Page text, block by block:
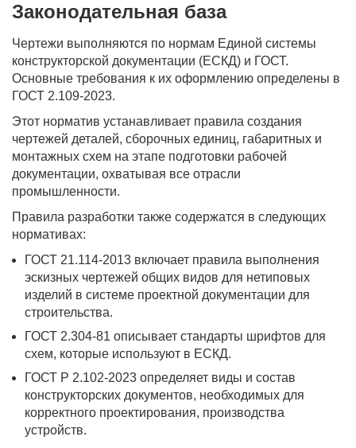
Законодательная база
Чертежи выполняются по нормам Единой системы
конструкторской документации (ЕСКД) и ГОСТ.
Основные требования к их оформлению определены в
ГОСТ 2.109-2023.
Этот норматив устанавливает правила создания
чертежей деталей, сборочных единиц, габаритных и
монтажных схем на этапе подготовки рабочей
документации, охватывая все отрасли
промышленности.
Правила разработки также содержатся в следующих
нормативах:
ГОСТ 21.114-2013 включает правила выполнения
эскизных чертежей общих видов для нетиповых
изделий в системе проектной документации для
строительства.
ГОСТ 2.304-81 описывает стандарты шрифтов для
схем, которые используют в ЕСКД.
ГОСТ Р 2.102-2023 определяет виды и состав
конструкторских документов, необходимых для
корректного проектирования, производства
устройств.